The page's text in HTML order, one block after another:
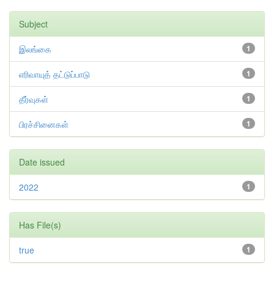
Subject
1
இலங்கை
1
எரிவாயுத் தட்டுப்பாடு
1
தீர்வுகள்
1
பிரச்சினைகள்
Date issued
1
2022
Has File(s)
1
true